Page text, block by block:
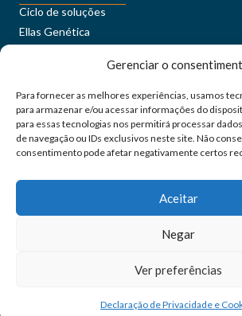
Gerenciar o
Para fornecer as melhores experiências, usamos
para armazenar e/ou acessar informações do
para essas tecnologias nos permitirá processar
de navegação ou IDs exclusivos neste site. Não
consentimento pode afetar negativamente certos
Aceitar
Negar
Ver preferências
Declaração de Privacidade e
Ciclo de soluções
Ellas Genética
Carreiras
ORÍGEO+
Portal do Cliente Fale
Siga as nossas redes sociais